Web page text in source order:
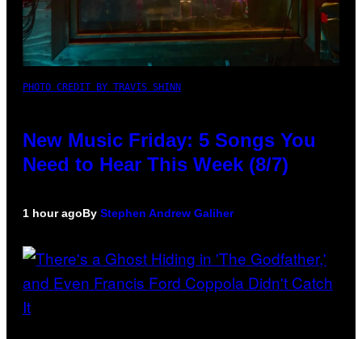
PHOTO CREDIT BY TRAVIS SHINN
New Music Friday: 5 Songs You
Need to Hear This Week (8/7)
1 hour agoBy Stephen Andrew Galiher